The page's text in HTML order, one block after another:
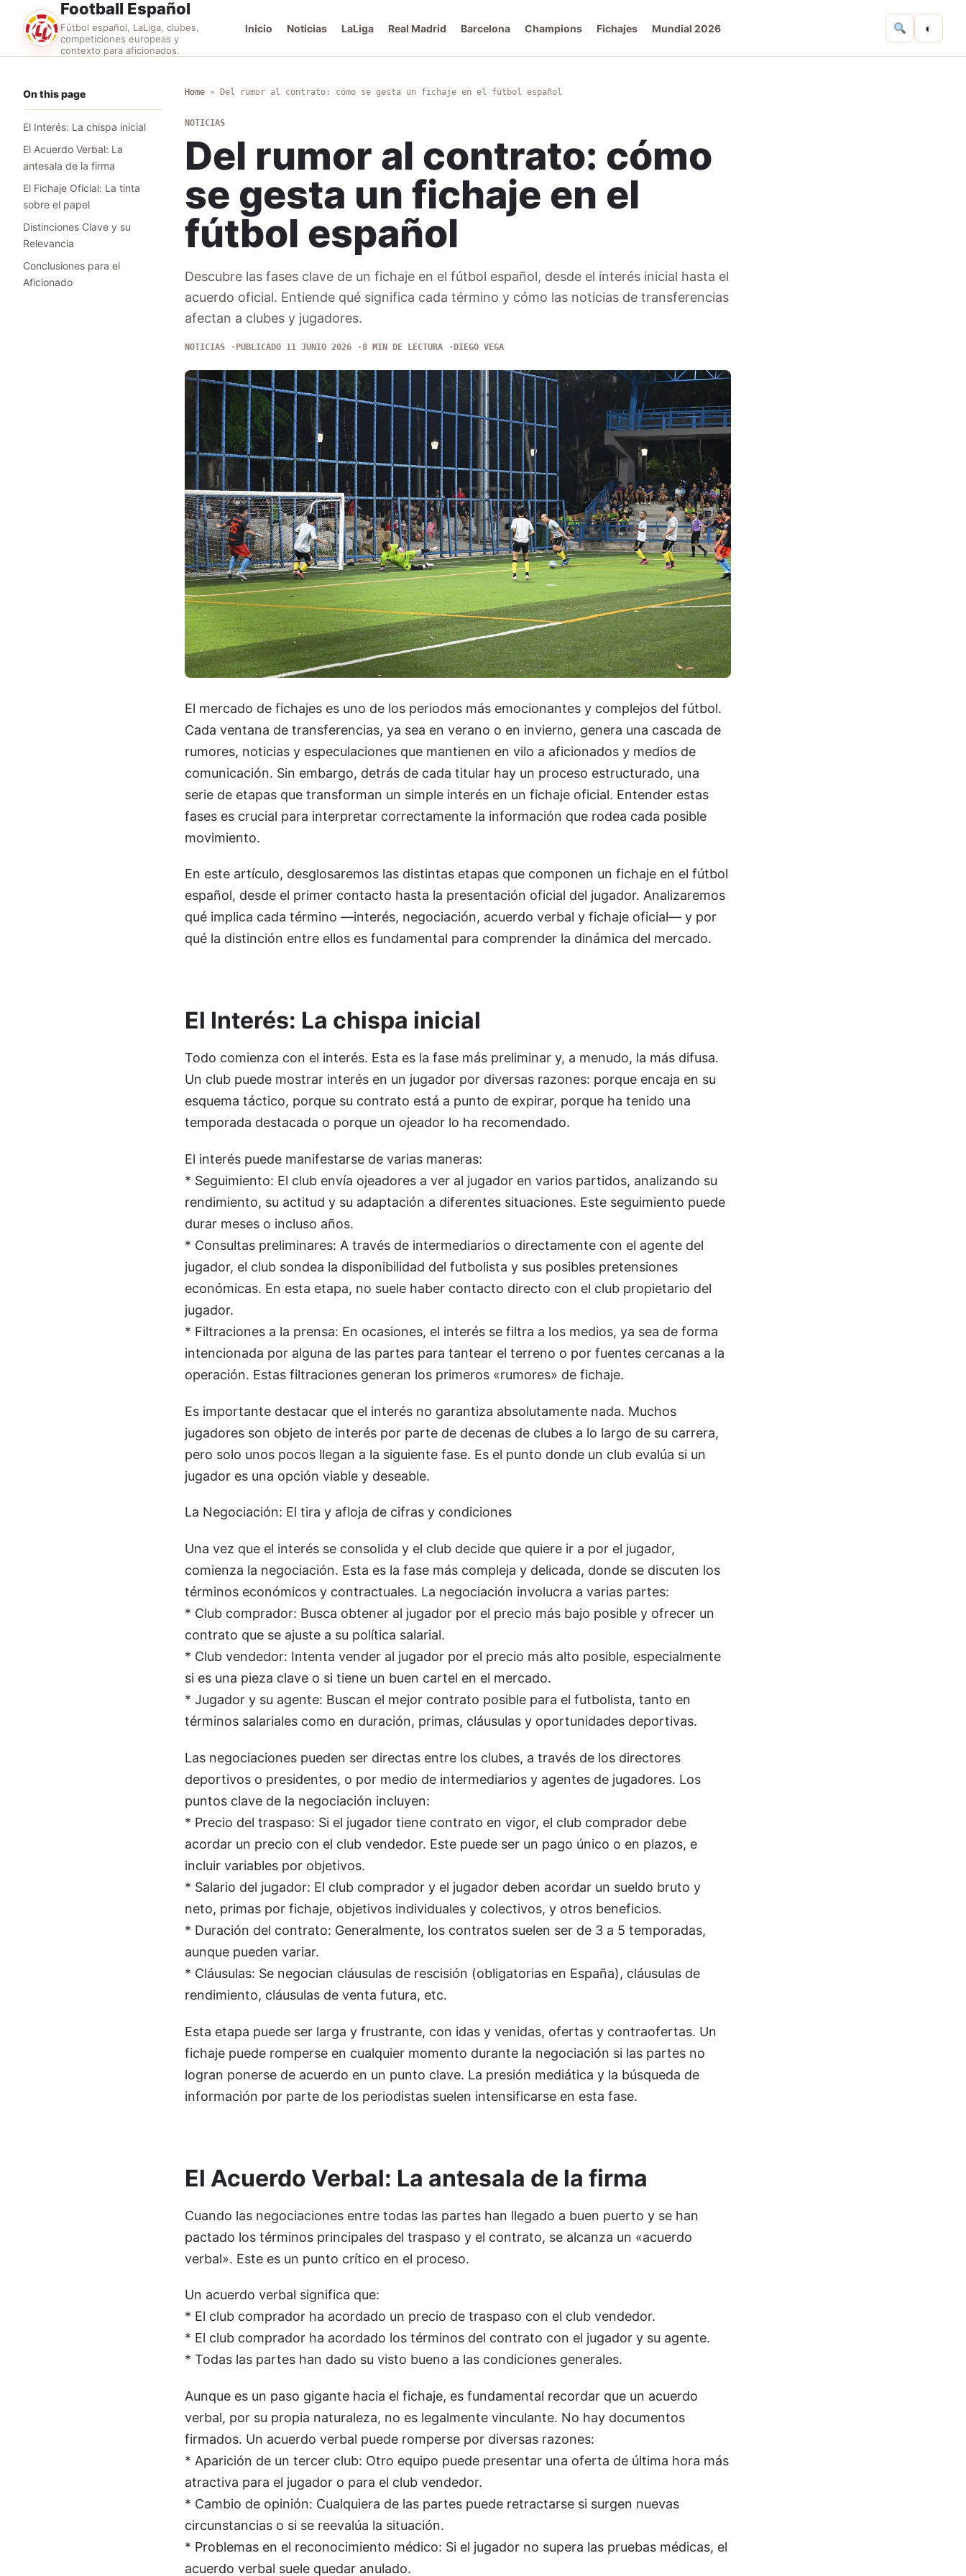
Football Español
Fútbol español, LaLiga, clubes,
competiciones europeas y
contexto para aficionados.
Inicio Noticias LaLiga Real Madrid Barcelona Champions Fichajes Mundial 2026 ◐
On this page
El Interés: La chispa inicial
El Acuerdo Verbal: La
antesala de la firma
El Fichaje Oficial: La tinta
sobre el papel
Distinciones Clave y su
Relevancia
Conclusiones para el
Aficionado
Home» Del rumor al contrato: cómo se gesta un fichaje en el fútbol español
NOTICIAS
Del rumor al contrato: cómo
se gesta un fichaje en el
fútbol español
Descubre las fases clave de un fichaje en el fútbol español, desde el interés inicial hasta el
acuerdo oficial. Entiende qué significa cada término y cómo las noticias de transferencias
afectan a clubes y jugadores.
NOTICIAS PUBLICADO 11 JUNIO 2026 8 MIN DE LECTURA DIEGO VEGA
El mercado de fichajes es uno de los periodos más emocionantes y complejos del fútbol.
Cada ventana de transferencias, ya sea en verano o en invierno, genera una cascada de
rumores, noticias y especulaciones que mantienen en vilo a aficionados y medios de
comunicación. Sin embargo, detrás de cada titular hay un proceso estructurado, una
serie de etapas que transforman un simple interés en un fichaje oficial. Entender estas
fases es crucial para interpretar correctamente la información que rodea cada posible
movimiento.
En este artículo, desglosaremos las distintas etapas que componen un fichaje en el fútbol
español, desde el primer contacto hasta la presentación oficial del jugador. Analizaremos
qué implica cada término —interés, negociación, acuerdo verbal y fichaje oficial— y por
qué la distinción entre ellos es fundamental para comprender la dinámica del mercado.
El Interés: La chispa inicial
Todo comienza con el interés. Esta es la fase más preliminar y, a menudo, la más difusa.
Un club puede mostrar interés en un jugador por diversas razones: porque encaja en su
esquema táctico, porque su contrato está a punto de expirar, porque ha tenido una
temporada destacada o porque un ojeador lo ha recomendado.
El interés puede manifestarse de varias maneras:
* Seguimiento: El club envía ojeadores a ver al jugador en varios partidos, analizando su
rendimiento, su actitud y su adaptación a diferentes situaciones. Este seguimiento puede
durar meses o incluso años.
* Consultas preliminares: A través de intermediarios o directamente con el agente del
jugador, el club sondea la disponibilidad del futbolista y sus posibles pretensiones
económicas. En esta etapa, no suele haber contacto directo con el club propietario del
jugador.
* Filtraciones a la prensa: En ocasiones, el interés se filtra a los medios, ya sea de forma
intencionada por alguna de las partes para tantear el terreno o por fuentes cercanas a la
operación. Estas filtraciones generan los primeros «rumores» de fichaje.
Es importante destacar que el interés no garantiza absolutamente nada. Muchos
jugadores son objeto de interés por parte de decenas de clubes a lo largo de su carrera,
pero solo unos pocos llegan a la siguiente fase. Es el punto donde un club evalúa si un
jugador es una opción viable y deseable.
La Negociación: El tira y afloja de cifras y condiciones
Una vez que el interés se consolida y el club decide que quiere ir a por el jugador,
comienza la negociación. Esta es la fase más compleja y delicada, donde se discuten los
términos económicos y contractuales. La negociación involucra a varias partes:
* Club comprador: Busca obtener al jugador por el precio más bajo posible y ofrecer un
contrato que se ajuste a su política salarial.
* Club vendedor: Intenta vender al jugador por el precio más alto posible, especialmente
si es una pieza clave o si tiene un buen cartel en el mercado.
* Jugador y su agente: Buscan el mejor contrato posible para el futbolista, tanto en
términos salariales como en duración, primas, cláusulas y oportunidades deportivas.
Las negociaciones pueden ser directas entre los clubes, a través de los directores
deportivos o presidentes, o por medio de intermediarios y agentes de jugadores. Los
puntos clave de la negociación incluyen:
* Precio del traspaso: Si el jugador tiene contrato en vigor, el club comprador debe
acordar un precio con el club vendedor. Este puede ser un pago único o en plazos, e
incluir variables por objetivos.
* Salario del jugador: El club comprador y el jugador deben acordar un sueldo bruto y
neto, primas por fichaje, objetivos individuales y colectivos, y otros beneficios.
* Duración del contrato: Generalmente, los contratos suelen ser de 3 a 5 temporadas,
aunque pueden variar.
* Cláusulas: Se negocian cláusulas de rescisión (obligatorias en España), cláusulas de
rendimiento, cláusulas de venta futura, etc.
Esta etapa puede ser larga y frustrante, con idas y venidas, ofertas y contraofertas. Un
fichaje puede romperse en cualquier momento durante la negociación si las partes no
logran ponerse de acuerdo en un punto clave. La presión mediática y la búsqueda de
información por parte de los periodistas suelen intensificarse en esta fase.
El Acuerdo Verbal: La antesala de la firma
Cuando las negociaciones entre todas las partes han llegado a buen puerto y se han
pactado los términos principales del traspaso y el contrato, se alcanza un «acuerdo
verbal». Este es un punto crítico en el proceso.
Un acuerdo verbal significa que:
* El club comprador ha acordado un precio de traspaso con el club vendedor.
* El club comprador ha acordado los términos del contrato con el jugador y su agente.
* Todas las partes han dado su visto bueno a las condiciones generales.
Aunque es un paso gigante hacia el fichaje, es fundamental recordar que un acuerdo
verbal, por su propia naturaleza, no es legalmente vinculante. No hay documentos
firmados. Un acuerdo verbal puede romperse por diversas razones:
* Aparición de un tercer club: Otro equipo puede presentar una oferta de última hora más
atractiva para el jugador o para el club vendedor.
* Cambio de opinión: Cualquiera de las partes puede retractarse si surgen nuevas
circunstancias o si se reevalúa la situación.
* Problemas en el reconocimiento médico: Si el jugador no supera las pruebas médicas, el
acuerdo verbal suele quedar anulado.